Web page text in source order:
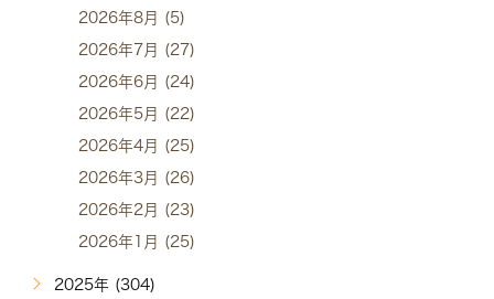
2026年8月 (5)
2026年7月 (27)
2026年6月 (24)
2026年5月 (22)
2026年4月 (25)
2026年3月 (26)
2026年2月 (23)
2026年1月 (25)
2025年 (304)